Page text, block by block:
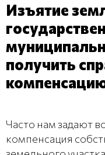
Изъятие
получить
Часто нам задают
компенсация